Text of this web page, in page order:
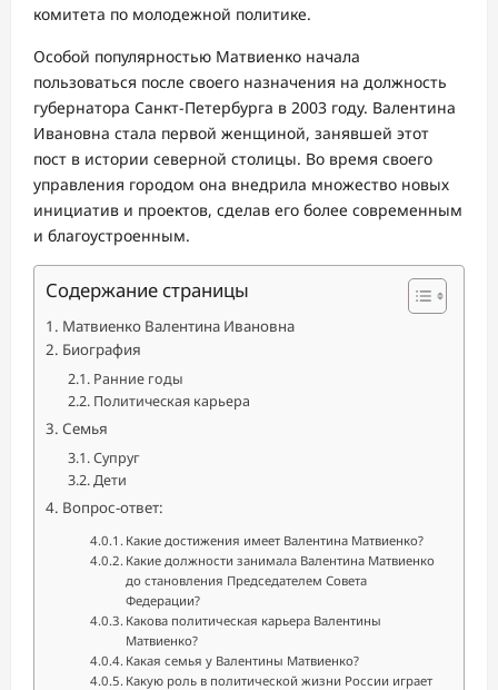
комитета по молодежной политике.
Особой популярностью Матвиенко начала
пользоваться после своего назначения на должность
губернатора Санкт-Петербурга в 2003 году. Валентина
Ивановна стала первой женщиной, занявшей этот
пост в истории северной столицы. Во время своего
управления городом она внедрила множество новых
инициатив и проектов, сделав его более современным
и благоустроенным.
Содержание страницы
Матвиенко Валентина Ивановна
Биография
Ранние годы
Политическая карьера
Семья
Супруг
Дети
Вопрос-ответ:
Какие достижения имеет Валентина Матвиенко?
Какие должности занимала Валентина Матвиенко
до становления Председателем Совета
Федерации?
Какова политическая карьера Валентины
Матвиенко?
Какая семья у Валентины Матвиенко?
Какую роль в политической жизни России играет